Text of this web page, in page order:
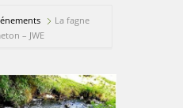
La fagne
– JWE